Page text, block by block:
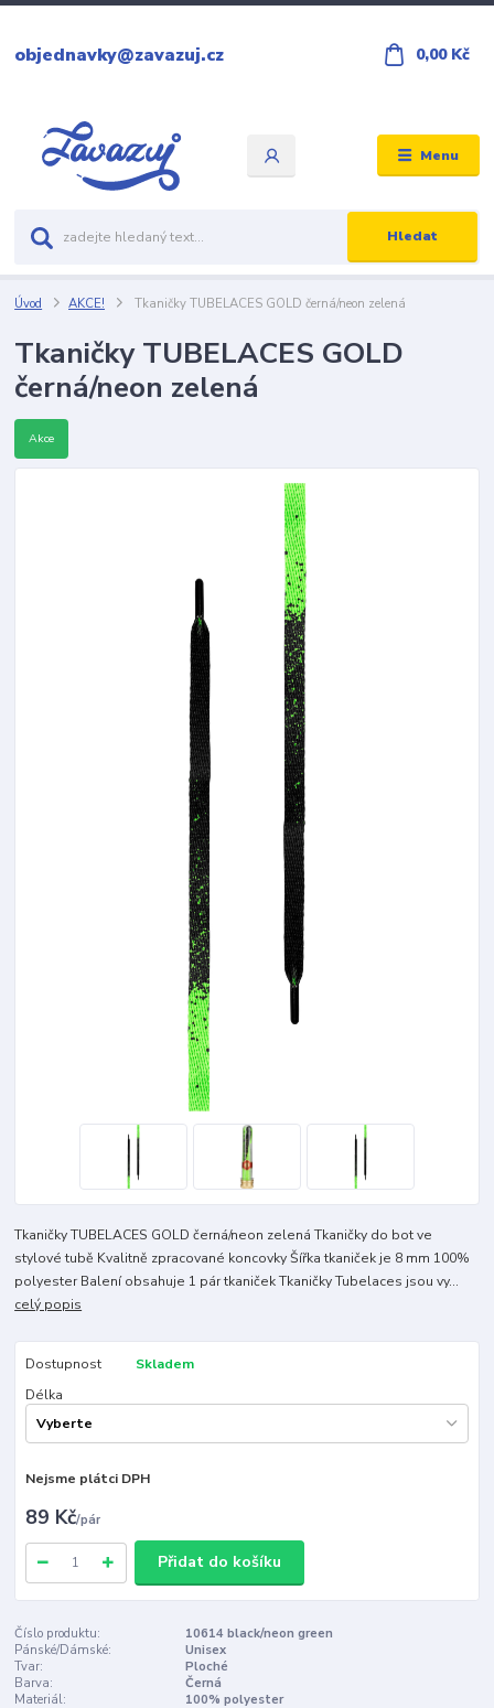
Menu
Hledat
objednavky@zavazuj.cz 0,00 Kč
Úvod AKCE! Tkaničky TUBELACES GOLD černá/neon zelená
Tkaničky TUBELACES GOLD
černá/neon zelená
Akce
Tkaničky TUBELACES GOLD černá/neon zelená Tkaničky do bot ve
stylové tubě Kvalitně zpracované koncovky Šířka tkaniček je 8 mm 100%
polyester Balení obsahuje 1 pár tkaniček Tkaničky Tubelaces jsou vy...
celý popis
Dostupnost
Skladem
Délka
Nejsme plátci DPH
89 Kč/pár
Přidat do košíku
Číslo produktu:
10614 black/neon green
Pánské/Dámské:
Unisex
Tvar:
Ploché
Barva:
Černá
Materiál:
100% polyester